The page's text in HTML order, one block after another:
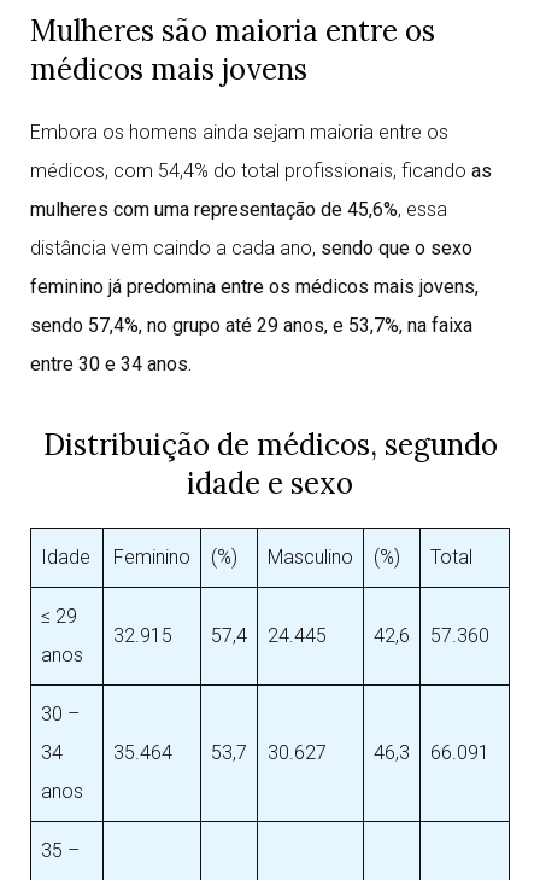
Mulheres são maioria entre os
médicos mais jovens
Embora os homens ainda sejam maioria entre os
médicos, com 54,4% do total profissionais, ficando as
mulheres com uma representação de 45,6%, essa
distância vem caindo a cada ano, sendo que o sexo
feminino já predomina entre os médicos mais jovens,
sendo 57,4%, no grupo até 29 anos, e 53,7%, na faixa
entre 30 e 34 anos.
Distribuição de médicos, segundo
idade e sexo
Idade Feminino (%) Masculino (%) Total
≤ 29
anos
32.915 57,4 24.445 42,6 57.360
30 –
34
anos
35.464 53,7 30.627 46,3 66.091
35 –